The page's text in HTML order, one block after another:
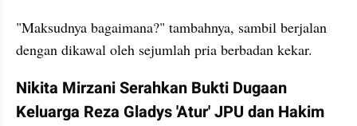
"Maksudnya bagaimana?" tambahnya, sambil berjalan
dengan dikawal oleh sejumlah pria berbadan kekar.
Nikita Mirzani Serahkan Bukti Dugaan
Keluarga Reza Gladys 'Atur' JPU dan Hakim